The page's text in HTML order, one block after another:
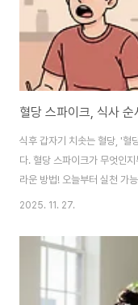
식후 갑자기 치솟는 혈당, '혈
다. 혈당 스파이크가 무엇인
라운 방법! 오늘부터 실천 가
를 동시에 잡으세요. 식곤증,
유 없이 무기력하고 피곤한
분들이 바쁜 일상 속에서 당
인으로 최근 주목받고 있는
다. 혈당 스파이크란, 식사 후
2025. 11. 27.